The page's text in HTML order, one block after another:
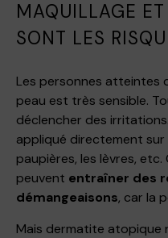
MAQUILLAGE
SONT LES
Les personnes atteintes
peau est très sensible.
déclencher des
appliqué directement sur
paupières, les lèvres,
peuvent entraîner des
démangeaisons, car la
Mais dermatite atopique